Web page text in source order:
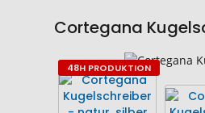
Cortegana
Zum
Ende
der
Bildgalerie
Zum
Anfang
der
Bildgalerie
48H PRODUKTION